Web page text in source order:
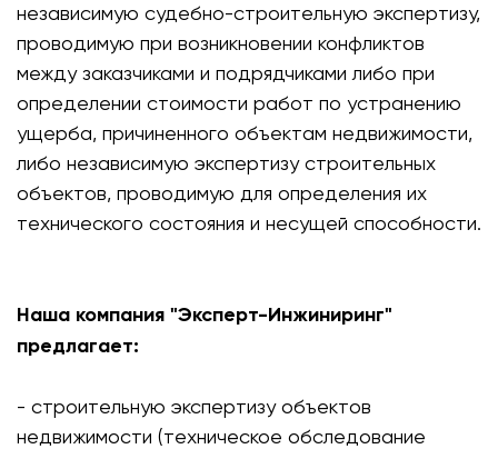
независимую судебно-строительную экспертизу,
проводимую при возникновении конфликтов
между заказчиками и подрядчиками либо при
определении стоимости работ по устранению
ущерба, причиненного объектам недвижимости,
либо независимую экспертизу строительных
объектов, проводимую для определения их
технического состояния и несущей способности.
Наша компания "Эксперт-Инжиниринг"
предлагает:
- строительную экспертизу объектов
недвижимости (техническое обследование